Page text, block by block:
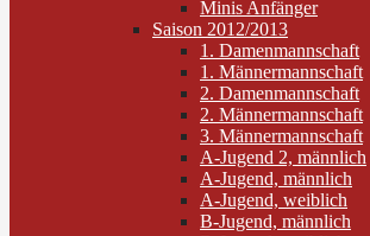
Minis Anfänger
Saison 2012/2013
1. Damenmannschaft
1. Männermannschaft
2. Damenmannschaft
2. Männermannschaft
3. Männermannschaft
A-Jugend 2, männlich
A-Jugend, männlich
A-Jugend, weiblich
B-Jugend, männlich